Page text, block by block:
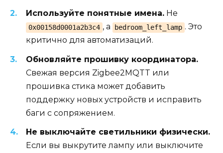
Используйте понятные имена. Не
0x00158d0001a2b3c4 , а bedroom_left_lamp . Это
критично для автоматизаций.
Обновляйте прошивку координатора.
Свежая версия Zigbee2MQTT или
прошивка стика может добавить
поддержку новых устройств и исправить
баги с сопряжением.
Не выключайте светильники физически.
Если вы выкрутите лампу или выключите